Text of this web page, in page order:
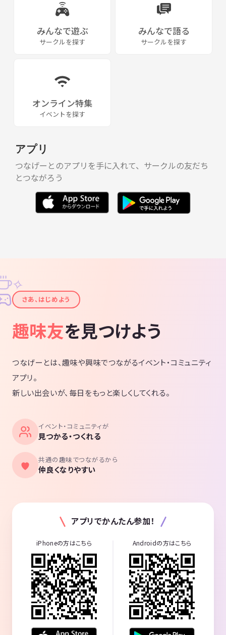
みんなで遊ぶ
サークルを探す
みんなで語る
サークルを探す
オンライン特集
イベントを探す
アプリ
つなげーとのアプリを手に入れて、サークルの友だち
とつながろう
✦
✧
さあ、はじめよう
趣味友を見つけよう
つなげーとは、趣味や興味でつながるイベント・コミュニティ
アプリ。
新しい出会いが、毎日をもっと楽しくしてくれる。
イベント・コミュニティが
見つかる・つくれる
共通の趣味でつながるから
仲良くなりやすい
アプリでかんたん参加！
iPhoneの方はこちら Androidの方はこちら